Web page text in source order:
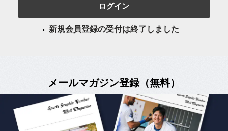
ログイン
新規会員登録の受付は終了しました
メールマガジン登録（無料）